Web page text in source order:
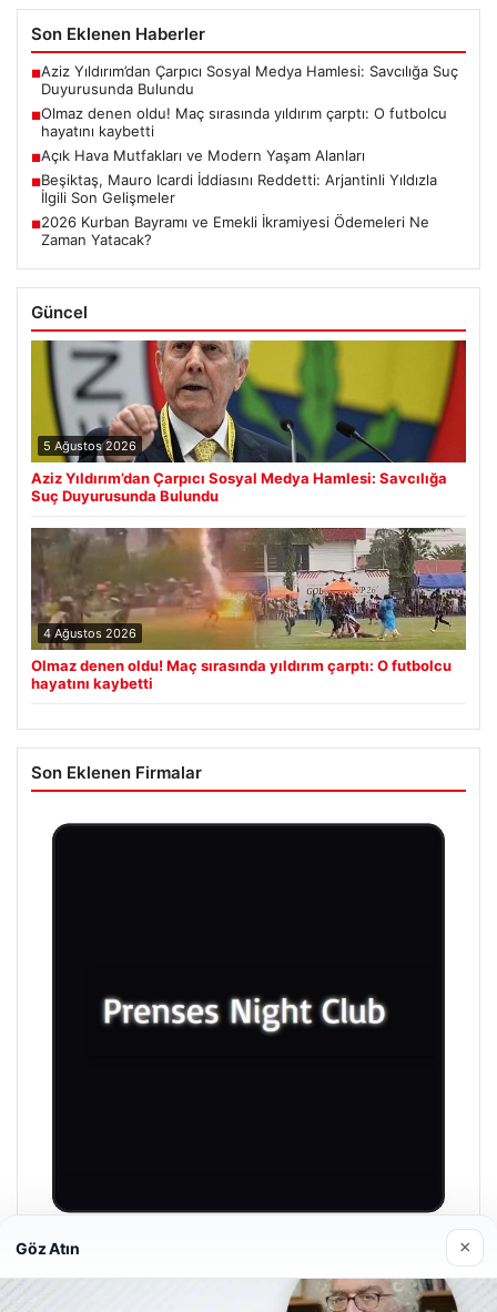
Son Eklenen Haberler
■Aziz Yıldırım’dan Çarpıcı Sosyal Medya Hamlesi: Savcılığa Suç
Duyurusunda Bulundu
■Olmaz denen oldu! Maç sırasında yıldırım çarptı: O futbolcu
hayatını kaybetti
■Açık Hava Mutfakları ve Modern Yaşam Alanları
■Beşiktaş, Mauro Icardi İddiasını Reddetti: Arjantinli Yıldızla
İlgili Son Gelişmeler
■2026 Kurban Bayramı ve Emekli İkramiyesi Ödemeleri Ne
Zaman Yatacak?
Güncel
5 Ağustos 2026
Aziz Yıldırım’dan Çarpıcı Sosyal Medya Hamlesi: Savcılığa
Suç Duyurusunda Bulundu
4 Ağustos 2026
Olmaz denen oldu! Maç sırasında yıldırım çarptı: O futbolcu
hayatını kaybetti
Son Eklenen Firmalar
Prenses Night Club
Göz Atın ×